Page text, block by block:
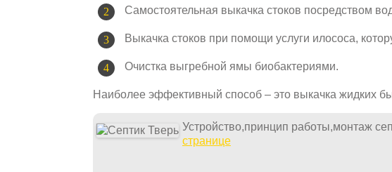
Самостоятельная выкачка стоков посредством
Выкачка стоков при помощи услуги илососа,
Очистка выгребной ямы биобактериями.
Наиболее эффективный способ – это выкачка жидких
Устройство,принцип работы,монтаж
странице